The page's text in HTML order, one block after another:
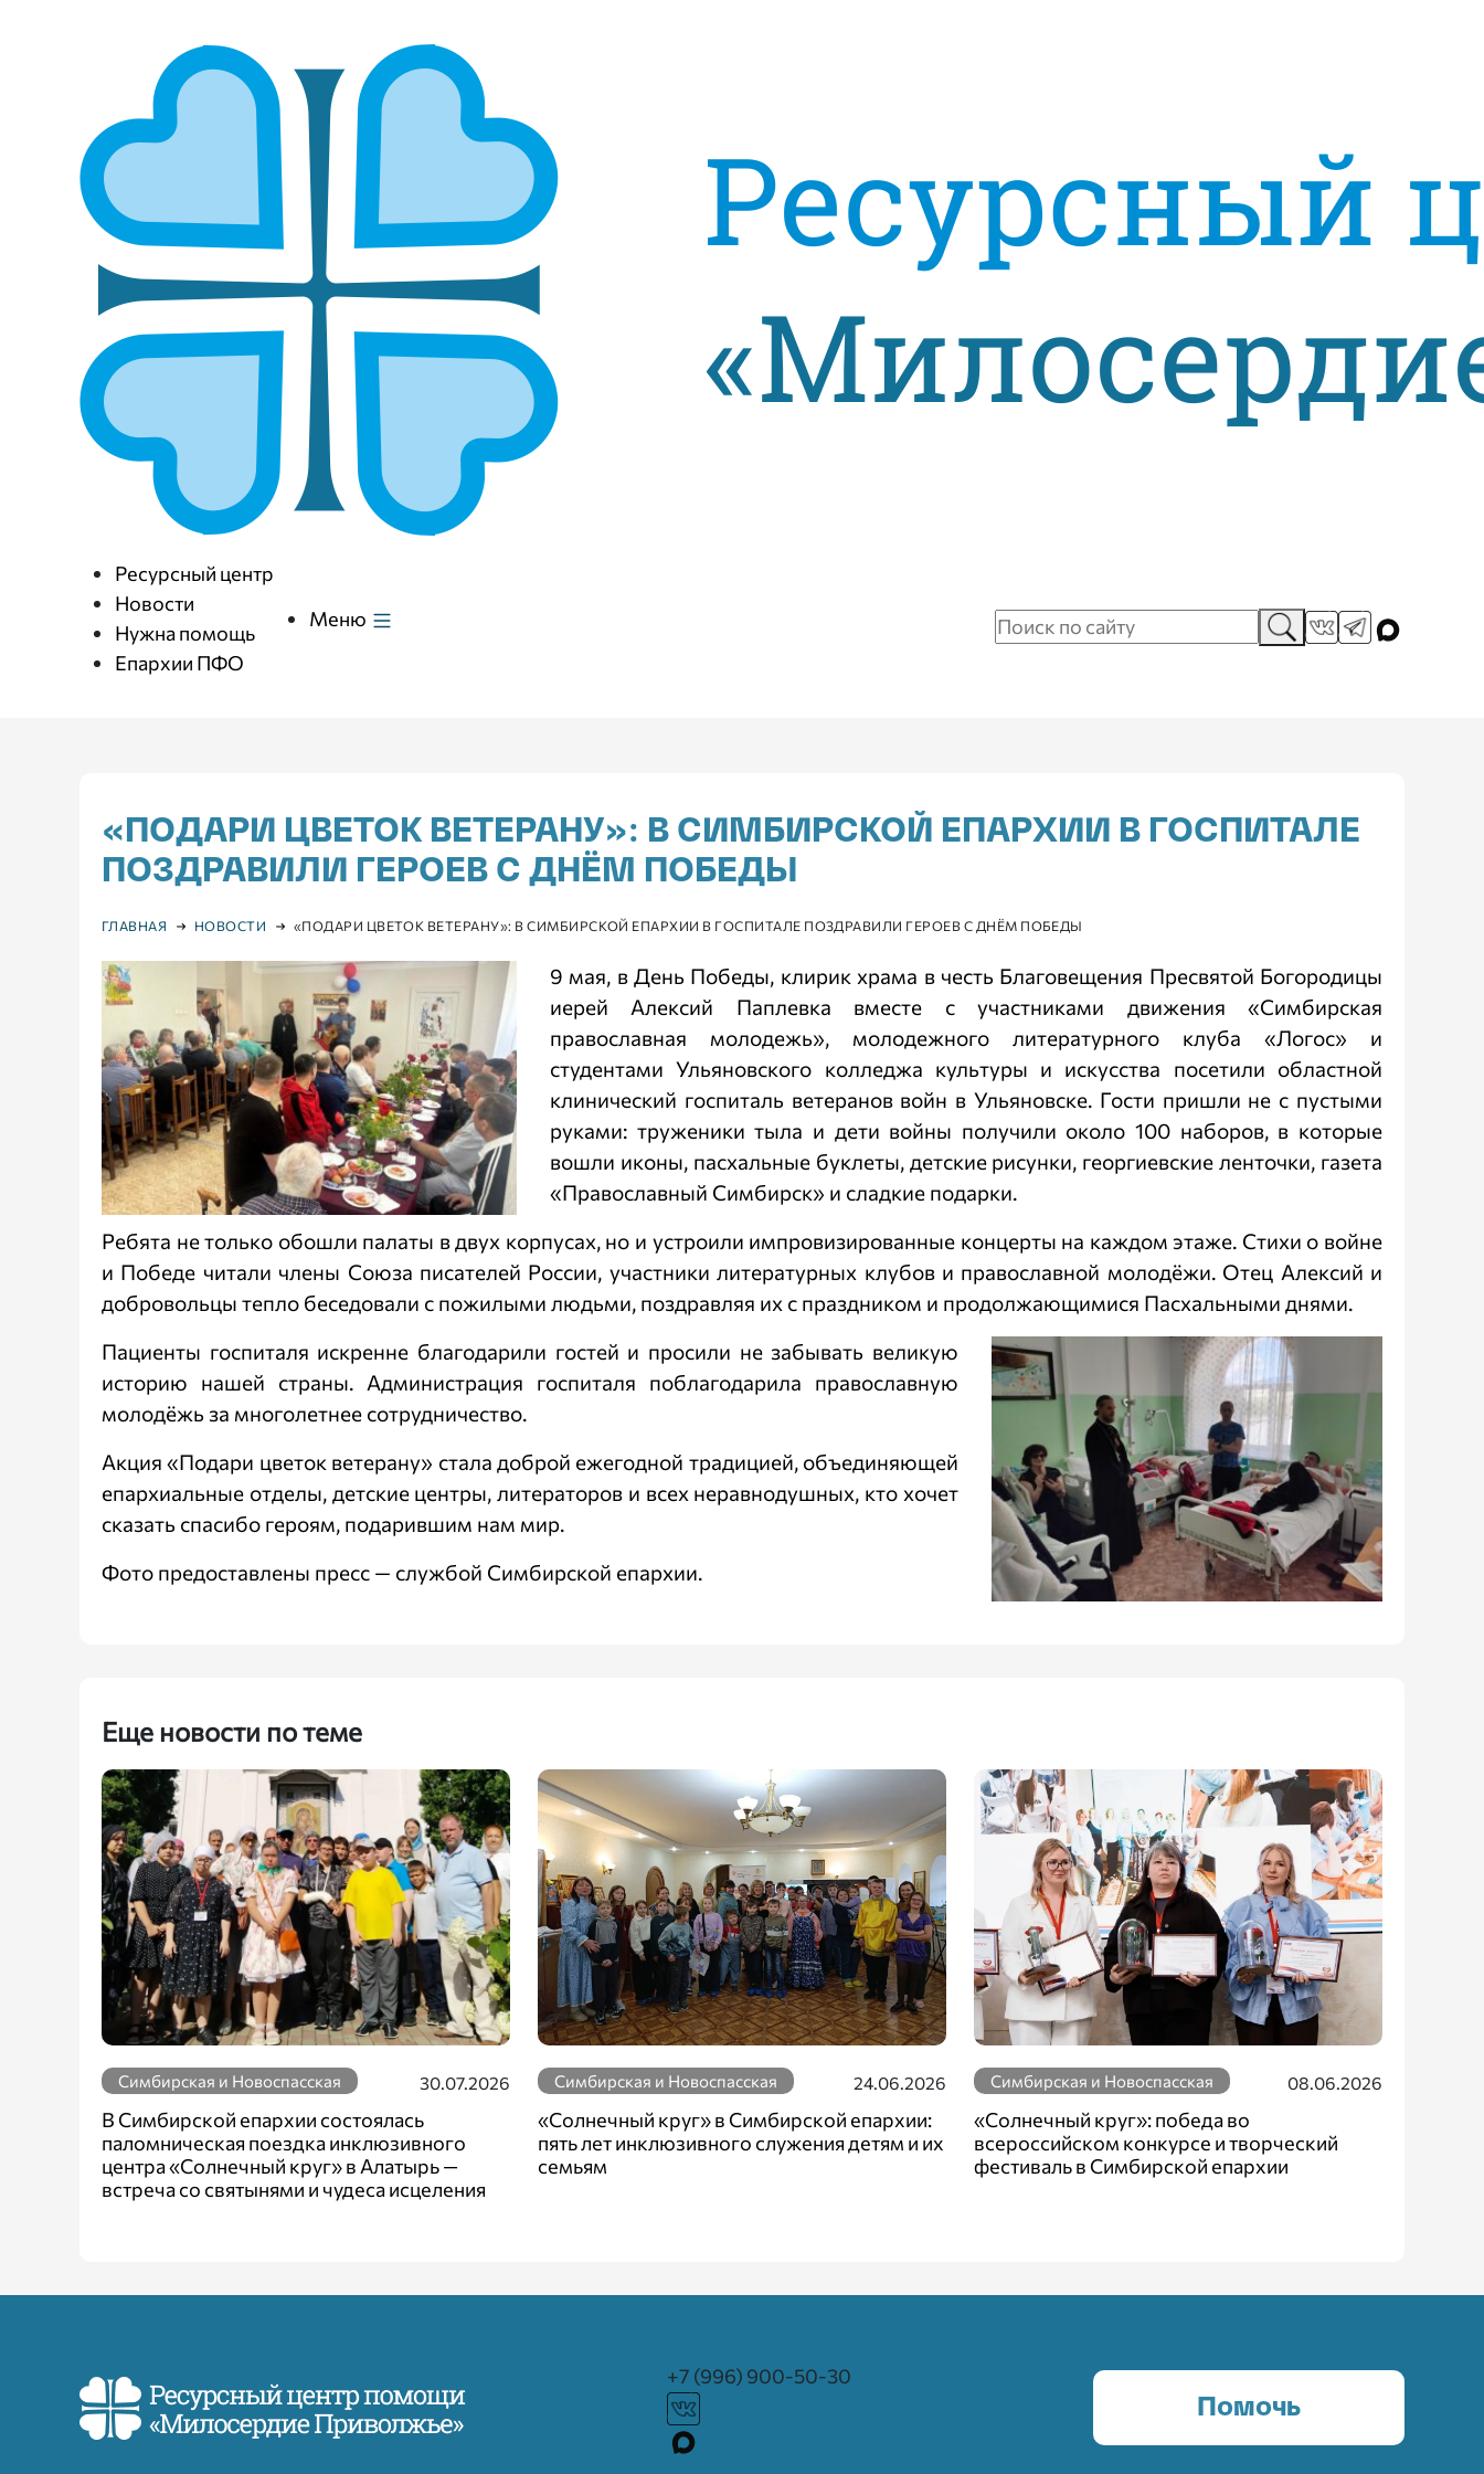
Ресурсный центр
Новости
Нужна помощь
Епархии ПФО
Меню
«ПОДАРИ ЦВЕТОК ВЕТЕРАНУ»: В СИМБИРСКОЙ ЕПАРХИИ В ГОСПИТАЛЕ
ПОЗДРАВИЛИ ГЕРОЕВ С ДНЁМ ПОБЕДЫ
ГЛАВНАЯ НОВОСТИ «ПОДАРИ ЦВЕТОК ВЕТЕРАНУ»: В СИМБИРСКОЙ ЕПАРХИИ В ГОСПИТАЛЕ ПОЗДРАВИЛИ ГЕРОЕВ С ДНЁМ ПОБЕДЫ
9 мая, в День Победы, клирик храма в честь Благовещения Пресвятой Богородицы
иерей Алексий Паплевка вместе с участниками движения «Симбирская
православная молодежь», молодежного литературного клуба «Логос» и
студентами Ульяновского колледжа культуры и искусства посетили областной
клинический госпиталь ветеранов войн в Ульяновске. Гости пришли не с пустыми
руками: труженики тыла и дети войны получили около 100 наборов, в которые
вошли иконы, пасхальные буклеты, детские рисунки, георгиевские ленточки, газета
«Православный Симбирск» и сладкие подарки.
Ребята не только обошли палаты в двух корпусах, но и устроили импровизированные концерты на каждом этаже. Стихи о войне
и Победе читали члены Союза писателей России, участники литературных клубов и православной молодёжи. Отец Алексий и
добровольцы тепло беседовали с пожилыми людьми, поздравляя их с праздником и продолжающимися Пасхальными днями.
Пациенты госпиталя искренне благодарили гостей и просили не забывать великую
историю нашей страны. Администрация госпиталя поблагодарила православную
молодёжь за многолетнее сотрудничество.
Акция «Подари цветок ветерану» стала доброй ежегодной традицией, объединяющей
епархиальные отделы, детские центры, литераторов и всех неравнодушных, кто хочет
сказать спасибо героям, подарившим нам мир.
Фото предоставлены пресс — службой Симбирской епархии.
Еще новости по теме
Симбирская и Новоспасская 30.07.2026
В Симбирской епархии состоялась
паломническая поездка инклюзивного
центра «Солнечный круг» в Алатырь —
встреча со святынями и чудеса исцеления
Симбирская и Новоспасская 24.06.2026
«Солнечный круг» в Симбирской епархии:
пять лет инклюзивного служения детям и их
семьям
Симбирская и Новоспасская 08.06.2026
«Солнечный круг»: победа во
всероссийском конкурсе и творческий
фестиваль в Симбирской епархии
+7 (996) 900-50-30
Помочь